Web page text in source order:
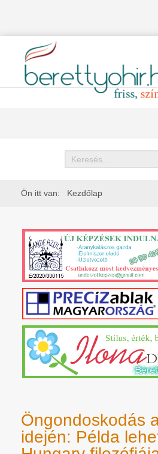
Keresés
Ön itt van: Kezdőlap
Öngondoskodás
idején: Példa